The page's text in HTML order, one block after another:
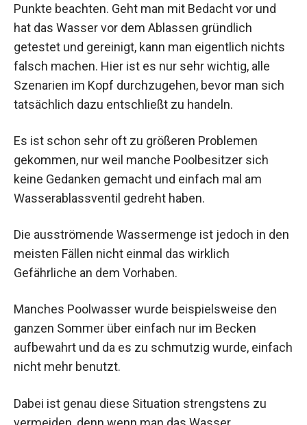
Punkte beachten. Geht man mit Bedacht vor und
hat das Wasser vor dem Ablassen gründlich
getestet und gereinigt, kann man eigentlich nichts
falsch machen. Hier ist es nur sehr wichtig, alle
Szenarien im Kopf durchzugehen, bevor man sich
tatsächlich dazu entschließt zu handeln.
Es ist schon sehr oft zu größeren Problemen
gekommen, nur weil manche Poolbesitzer sich
keine Gedanken gemacht und einfach mal am
Wasserablassventil gedreht haben.
Die ausströmende Wassermenge ist jedoch in den
meisten Fällen nicht einmal das wirklich
Gefährliche an dem Vorhaben.
Manches Poolwasser wurde beispielsweise den
ganzen Sommer über einfach nur im Becken
aufbewahrt und da es zu schmutzig wurde, einfach
nicht mehr benutzt.
Dabei ist genau diese Situation strengstens zu